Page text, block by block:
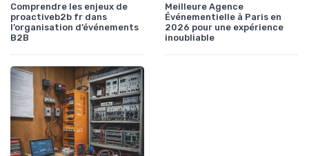
Comprendre les enjeux de
proactiveb2b fr dans
l’organisation d’événements
B2B
Meilleure Agence
Événementielle à Paris en
2026 pour une expérience
inoubliable